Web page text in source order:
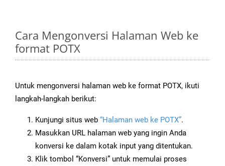
Cara Mengonversi Halaman Web ke
format POTX
Untuk mengonversi halaman web ke format POTX, ikuti
langkah-langkah berikut:
Kunjungi situs web “Halaman web ke POTX”.
Masukkan URL halaman web yang ingin Anda
konversi ke dalam kotak input yang ditentukan.
Klik tombol “Konversi” untuk memulai proses